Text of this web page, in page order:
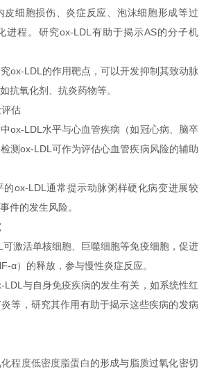
皮细胞损伤、炎症反应、泡沫细胞形成等过
进程。研究ox-LDL有助于揭示AS的分子机
LDL的作用靶点，可以开发抑制其致动脉
抗氧化剂、抗炎药物等。
估
LDL水平与心血管疾病（如冠心病、脑卒
测ox-LDL可作为评估心血管疾病风险的辅助
ox-LDL通常提示动脉粥样硬化病变进展较
件的发生风险。
活单核细胞、巨噬细胞等免疫细胞，促进
α）的释放，参与慢性炎症反应。
与自身免疫疾病的发生有关，如系统性红
等，研究其作用有助于揭示这些疾病的发病
程度低密度脂蛋白的形成与脂质过氧化密切